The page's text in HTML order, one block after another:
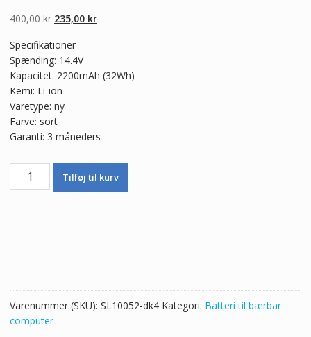
baseret på
kundebedømme
400,00kr Den
pris
var:
400,00 kr.
235,00 krDen
235,00 kr.
Specifikationer
Spænding: 14.4V
Kapacitet: 2200mAh (32Wh)
Kemi: Li-ion
Varetype: ny
Farve: sort
Garanti: 3 måneders
Ægte
Tilføj til kurv
Varenummer (SKU): SL10052-dk4 Kategori: Batteri til bærbar
computer